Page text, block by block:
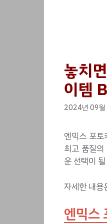
놓치
이템
2024년 09월
엔믹스 포
최고 품질
운 선택이
자세한 내용
엔믹스